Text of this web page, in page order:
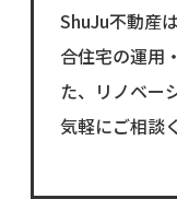
ShuJu不動産
合住宅の運用
た、リノベー
気軽にご相談